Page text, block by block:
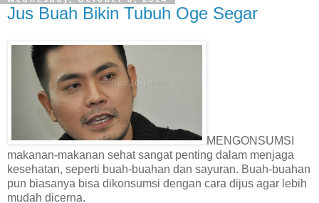
Jus Buah Bikin Tubuh Oge Segar
MENGONSUMSI
makanan-makanan sehat sangat penting dalam menjaga
kesehatan, seperti buah-buahan dan sayuran. Buah-buahan
pun biasanya bisa dikonsumsi dengan cara dijus agar lebih
mudah dicerna.